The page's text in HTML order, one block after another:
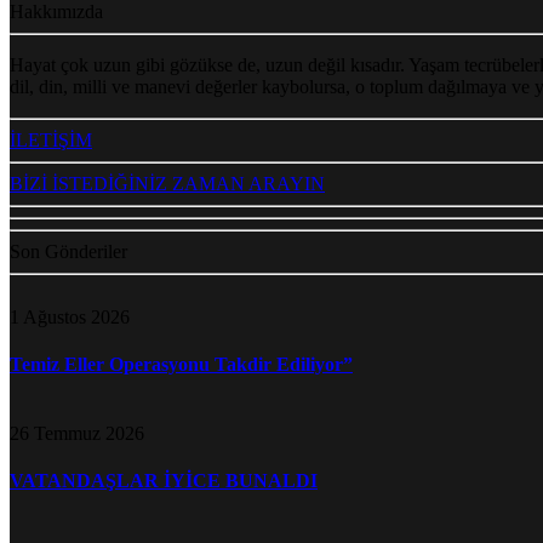
Hakkımızda
Hayat çok uzun gibi gözükse de, uzun değil kısadır. Yaşam
dil, din, milli ve manevi değerler kaybolursa, o toplum dağılmaya ve
İLETİŞİM
BİZİ İSTEDİĞİNİZ ZAMAN ARAYIN
Son Gönderiler
1 Ağustos 2026
Temiz Eller Operasyonu Takdir Ediliyor”
26 Temmuz 2026
VATANDAŞLAR İYİCE BUNALDI